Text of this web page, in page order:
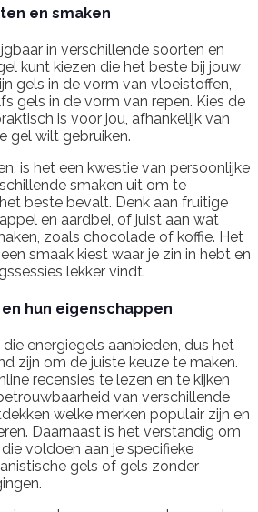
en smaken
in verschillende soorten en
kunt kiezen die het beste bij jouw
gels in de vorm van vloeistoffen,
gels in de vorm van repen. Kies de
is voor jou, afhankelijk van
gel wilt gebruiken.
is het een kwestie van persoonlijke
smaken uit om te
beste bevalt. Denk aan fruitige
en aardbei, of juist aan wat
zoals chocolade of koffie. Het
smaak kiest waar je zin in hebt en
lekker vindt.
hun eigenschappen
energiegels aanbieden, dus het
zijn om de juiste keuze te maken.
recensies te lezen en te kijken
van verschillende
welke merken populair zijn en
Daarnaast is het verstandig om
voldoen aan je specifieke
gels of gels zonder